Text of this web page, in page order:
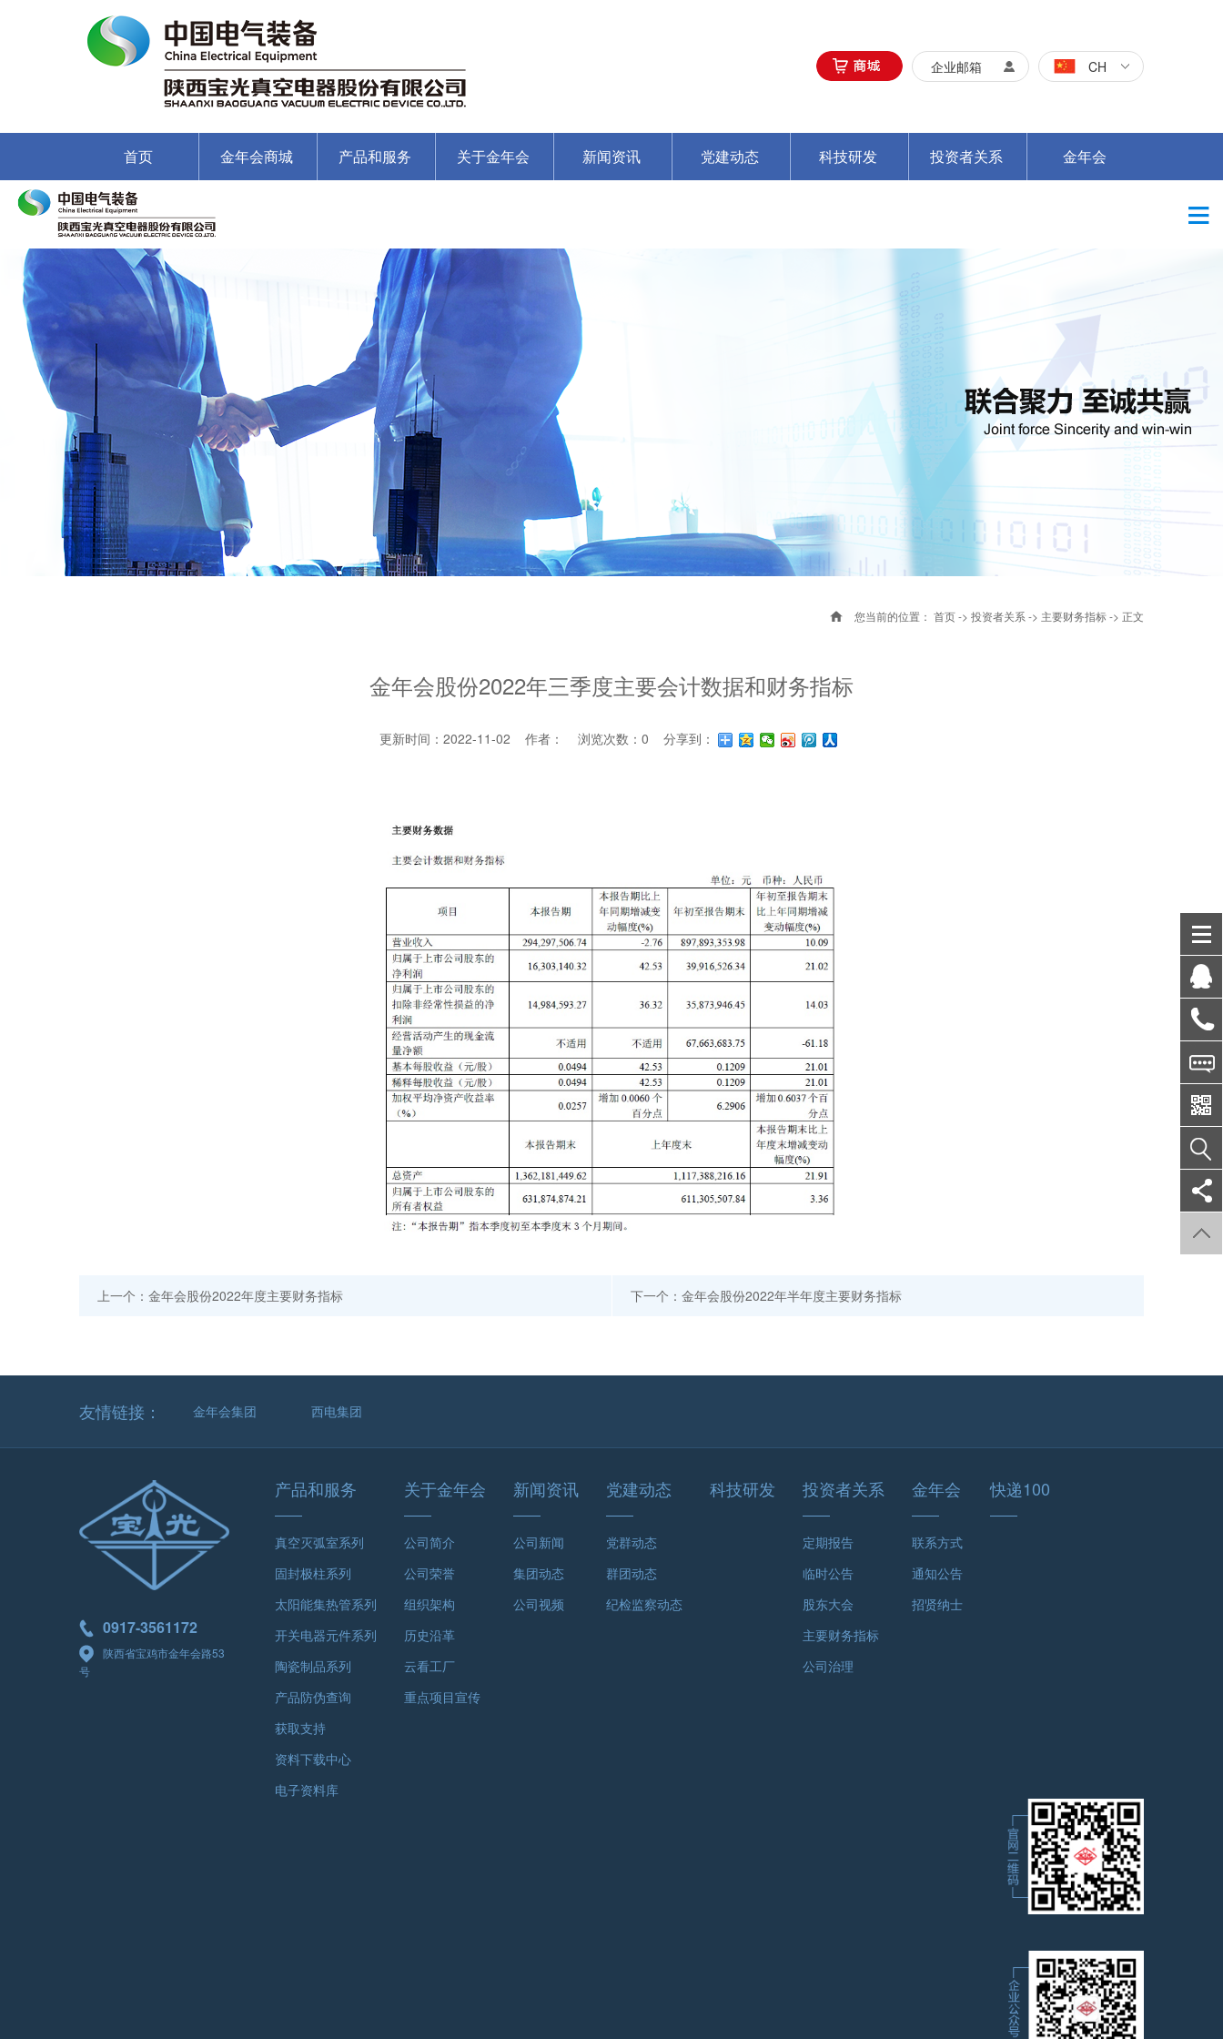
CH
企业邮箱
首页 金年会商城 产品和服务 关于金年会 新闻资讯 党建动态 科技研发 投资者关系 金年会
您当前的位置： 首页-> 投资者关系 -> 主要财务指标-> 正文
金年会股份2022年三季度主要会计数据和财务指标
更新时间：2022-11-02 作者： 浏览次数： 0 分享到：
上一个：金年会股份2022年度主要财务指标 下一个：金年会股份2022年半年度主要财务指标
友情链接： 金年会集团 西电集团
0917-3561172
陕西省宝鸡市金年会路53
号
产品和服务
真空灭弧室系列
固封极柱系列
太阳能集热管系列
开关电器元件系列
陶瓷制品系列
产品防伪查询
获取支持
资料下载中心
电子资料库
关于金年会
公司简介
公司荣誉
组织架构
历史沿革
云看工厂
重点项目宣传
新闻资讯
公司新闻
集团动态
公司视频
党建动态
党群动态
群团动态
纪检监察动态
科技研发 投资者关系
定期报告
临时公告
股东大会
主要财务指标
公司治理
金年会
联系方式
通知公告
招贤纳士
快递100